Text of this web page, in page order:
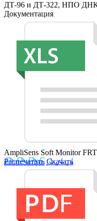
ДТ-96 и ДТ-322, НПО ДНК-
Документация
AmpliSens Soft Monitor
Распечатать Скачать